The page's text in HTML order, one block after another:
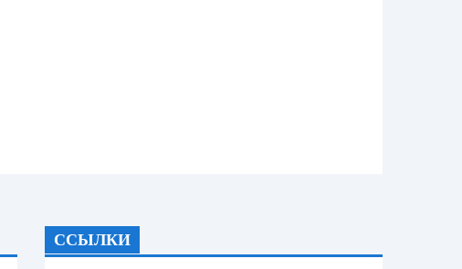
ССЫЛКИ